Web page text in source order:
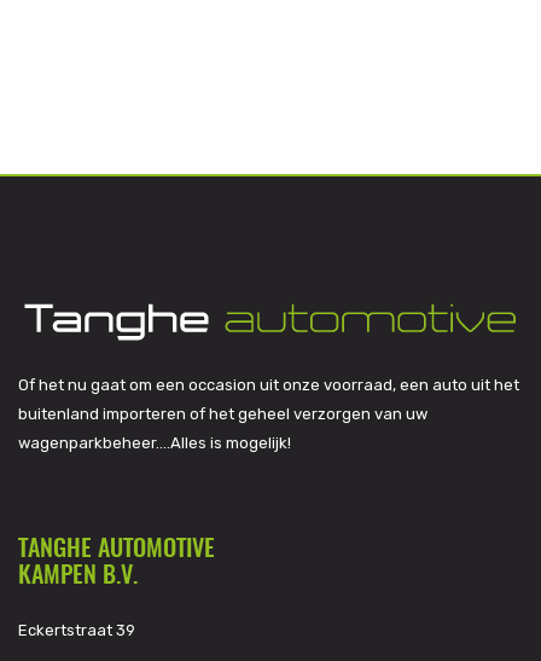
Of het nu gaat om een occasion uit onze voorraad, een auto uit het
buitenland importeren of het geheel verzorgen van uw
wagenparkbeheer….Alles is mogelijk!
TANGHE AUTOMOTIVE
KAMPEN B.V.
Eckertstraat 39